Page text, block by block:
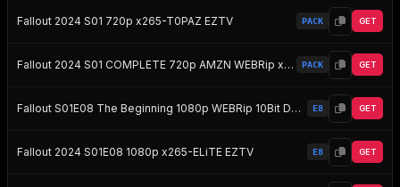
Fallout 2024 S01 720p x265-T0PAZ EZTV PACK GET
Fallout 2024 S01 COMPLETE 720p AMZN WEBRip x264 EZTV PACK GET
Fallout S01E08 The Beginning 1080p WEBRip 10Bit DDP5 1 Atmos HEVC-d3g EZTV E8 GET
Fallout 2024 S01E08 1080p x265-ELiTE EZTV E8 GET